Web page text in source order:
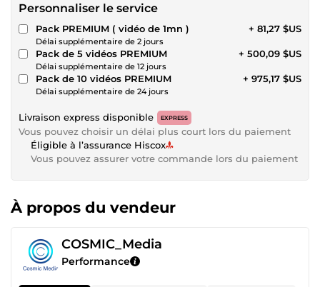
Personnaliser le service
Pack PREMIUM ( vidéo de 1mn )
Délai supplémentaire de 2 jours
+ 81,27 $US
Pack de 5 vidéos PREMIUM
Délai supplémentaire de 12 jours
+ 500,09 $US
Pack de 10 vidéos PREMIUM
Délai supplémentaire de 24 jours
+ 975,17 $US
Livraison express disponible EXPRESS
Vous pouvez choisir un délai plus court lors du paiement
Éligible à l’assurance Hiscox
Vous pouvez assurer votre commande lors du paiement
À propos du vendeur
COSMIC_Media
Performance